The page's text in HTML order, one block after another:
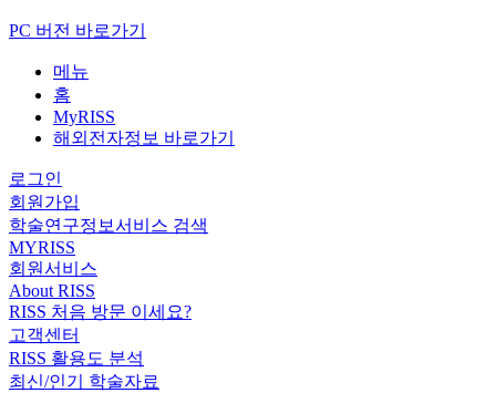
PC 버전 바로가기
메뉴
홈
MyRISS
해외전자정보 바로가기
로그인
회원가입
학술연구정보서비스 검색
MYRISS
회원서비스
About RISS
RISS 처음 방문 이세요?
고객센터
RISS 활용도 분석
최신/인기 학술자료